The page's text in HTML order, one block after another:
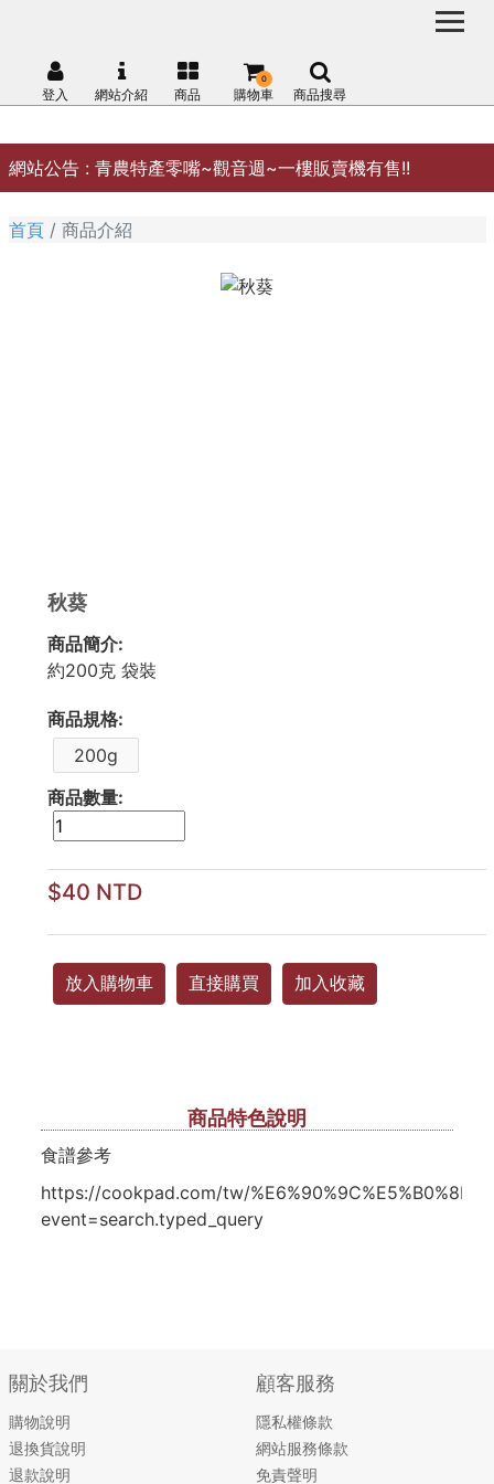
網站公告 : 青農特產零嘴~觀音週~一樓販賣機有售!!
登入 網站介紹 商品 購物車
0
商品搜尋
首頁 商品介紹
秋葵
商品簡介:
約200克 袋裝
商品規格:
200g
商品數量:
$40 NTD
放入購物車 直接購買 加入收藏
商品特色說明
食譜參考
https://cookpad.com/tw/%E6%90%9C%E5%B0%8B/
event=search.typed_query
關於我們
購物說明
退換貨說明
退款說明
顧客服務
隱私權條款
網站服務條款
免責聲明